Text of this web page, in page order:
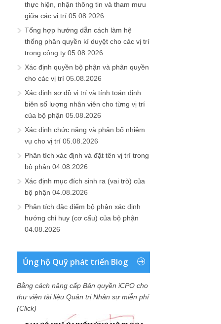
thực hiện, nhận thông tin và tham mưu
giữa các vị trí 05.08.2026
Tổng hợp hướng dẫn cách làm hệ
thống phân quyền kí duyệt cho các vị trí
trong công ty 05.08.2026
Xác định quyền bộ phận và phân quyền
cho các vị trí 05.08.2026
Xác định sơ đồ vị trí và tính toán định
biên số lượng nhân viên cho từng vị trí
của bộ phận 05.08.2026
Xác định chức năng và phân bổ nhiệm
vụ cho vị trí 05.08.2026
Phân tích xác định và đặt tên vị trí trong
bộ phận 04.08.2026
Xác định mục đích sinh ra (vai trò) của
bộ phận 04.08.2026
Phân tích đặc điểm bộ phận xác định
hướng chỉ huy (cơ cấu) của bộ phận
04.08.2026
Ủng hộ Quỹ phát triển Blog
Bằng cách nâng cấp Bản quyền iCPO cho
thư viện tài liệu Quản trị Nhân sự miễn phí
(Click)